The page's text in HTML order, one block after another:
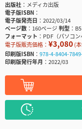
出版社
メディカ出版
電子版ISBN
電子版発売日
2022/03/14
ページ数
160ページ判型
B5
フォーマット
PDF（パソコン
電子版販売価格： ¥3,080(
印刷版ISBN
978-4-8404-
印刷版発行年月
2022/03